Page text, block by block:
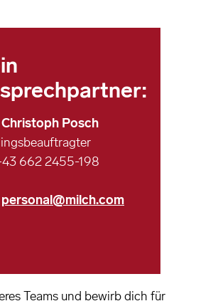
Posch
662 2455-198
personal@milch.com
Teams und bewirb dich für